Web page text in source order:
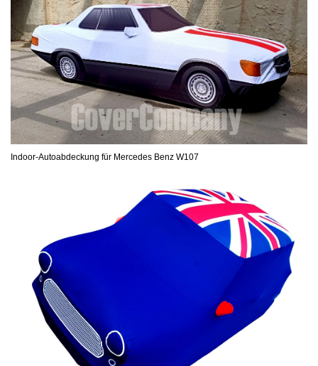
Indoor-Autoabdeckung für Mercedes Benz W107